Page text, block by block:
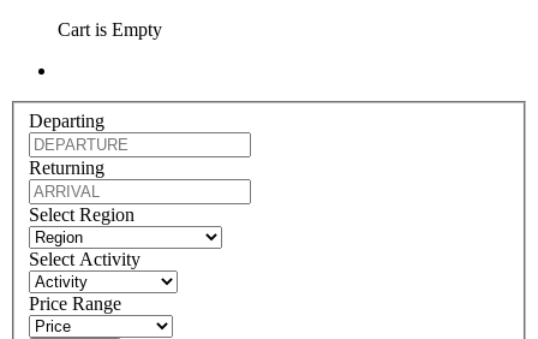
Cart is Empty
Departing
Returning
Select Region
Select Activity
Price Range